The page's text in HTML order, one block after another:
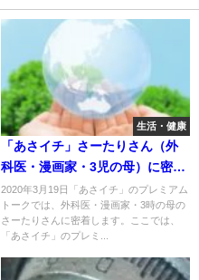
生活・健康
「あさイチ」さーたりさん（外
科医・漫画家・3児の母）に密
着！内容は？
2020年3月19日「あさイチ」のプレミアム
トークでは、外科医・漫画家・3時の母の
さーたりさんに密着します。ここでは、
「あさイチ」のプレミ...